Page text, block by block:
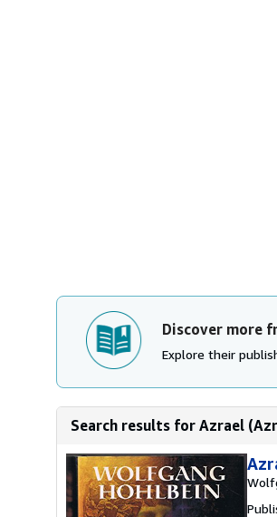
Discover more
Explore their
Search results for Azrael